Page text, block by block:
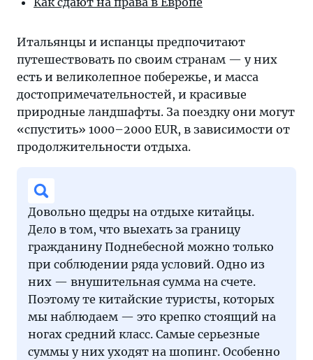
Итальянцы и испанцы предпочитают
путешествовать по своим странам — у них
есть и великолепное побережье, и масса
достопримечательностей, и красивые
природные ландшафты. За поездку они могут
«спустить» 1000–2000 EUR, в зависимости от
продолжительности отдыха.
Довольно щедры на отдыхе китайцы.
Дело в том, что выехать за границу
гражданину Поднебесной можно только
при соблюдении ряда условий. Одно из
них — внушительная сумма на счете.
Поэтому те китайские туристы, которых
мы наблюдаем — это крепко стоящий на
ногах средний класс. Самые серьезные
суммы у них уходят на шопинг. Особенно